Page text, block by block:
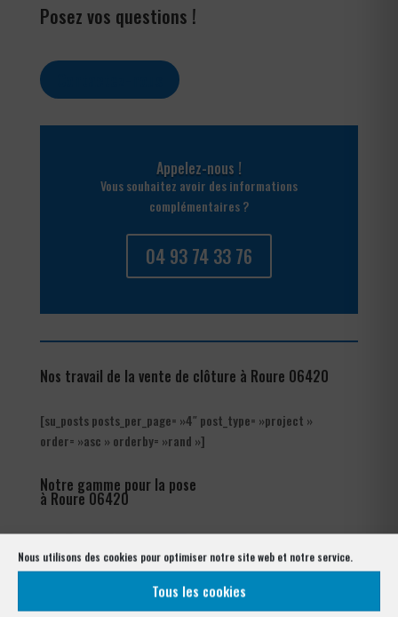
Nous utilisons des cookies pour optimiser notre site web et notre service.
Tous les cookies
Posez vos questions !
Appelez-nous !
Vous souhaitez avoir des informations
complémentaires ?
04 93 74 33 76
Nos travail de la vente de clôture à Roure 06420
[su_posts posts_per_page= »4″ post_type= »project »
order= »asc » orderby= »rand »]
Notre gamme pour la pose
à Roure 06420